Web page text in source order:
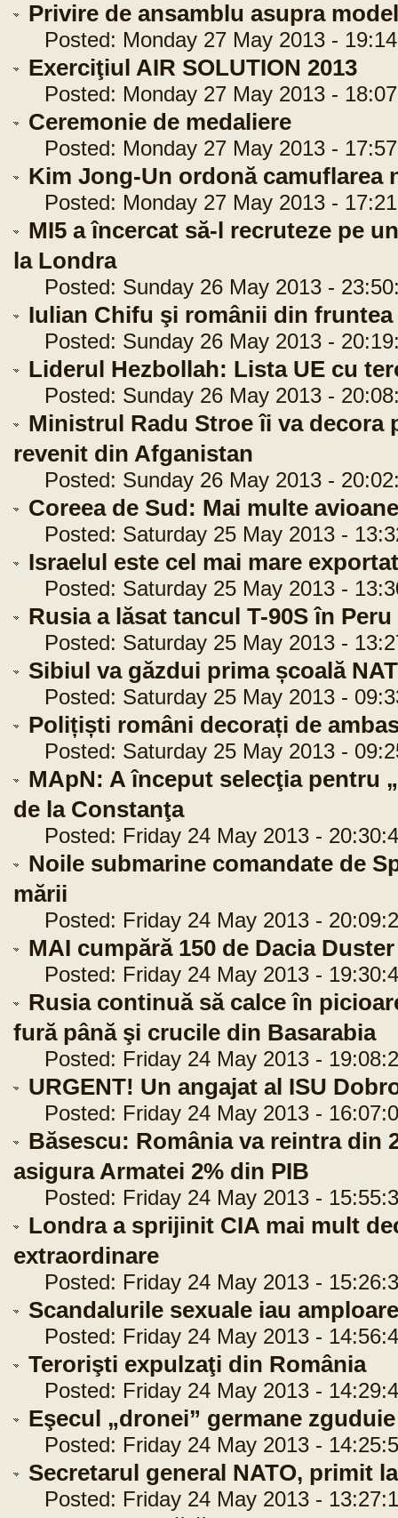
Privire de ansamblu asupra
Posted: Monday 27 May 2013 -
Exerciţiul AIR SOLUTION 2013
Posted: Monday 27 May 2013 -
Ceremonie de medaliere
Posted: Monday 27 May 2013 -
Kim Jong-Un ordonă camuflarea
Posted: Monday 27 May 2013 -
MI5 a încercat să-l recruteze pe
la Londra
Posted: Sunday 26 May 2013 -
Iulian Chifu şi românii din fruntea
Posted: Sunday 26 May 2013 -
Liderul Hezbollah: Lista UE cu
Posted: Sunday 26 May 2013 -
Ministrul Radu Stroe îi va
revenit din Afganistan
Posted: Sunday 26 May 2013 -
Coreea de Sud: Mai multe
Posted: Saturday 25 May 2013 -
Israelul este cel mai mare
Posted: Saturday 25 May 2013 -
Rusia a lăsat tancul T-90S în
Posted: Saturday 25 May 2013 -
Sibiul va găzdui prima școală
Posted: Saturday 25 May 2013 -
Polițiști români decorați de
Posted: Saturday 25 May 2013 -
MApN: A început selecţia pentru
de la Constanţa
Posted: Friday 24 May 2013 -
Noile submarine comandate de
mării
Posted: Friday 24 May 2013 -
MAI cumpără 150 de Dacia
Posted: Friday 24 May 2013 -
Rusia continuă să calce în
fură până şi crucile din Basarabia
Posted: Friday 24 May 2013 -
URGENT! Un angajat al ISU
Posted: Friday 24 May 2013 -
Băsescu: România va reintra din
asigura Armatei 2% din PIB
Posted: Friday 24 May 2013 -
Londra a sprijinit CIA mai mult
extraordinare
Posted: Friday 24 May 2013 -
Scandalurile sexuale iau
Posted: Friday 24 May 2013 -
Terorişti expulzaţi din România
Posted: Friday 24 May 2013 -
Eşecul „dronei” germane
Posted: Friday 24 May 2013 -
Secretarul general NATO, primit
Posted: Friday 24 May 2013 -